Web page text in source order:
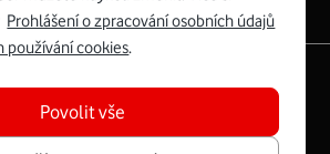
LAN porty a bezdrátové připojení Wi-
b/g/n/ac pro frekvenci 2,4 GHz a
T50B
Ochrana soukromí­
Prohlášení o zpracování osobních údajů
používání cookies.
Povolit vše